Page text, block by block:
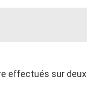
effectués sur deux